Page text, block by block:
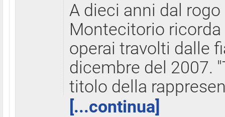
A dieci anni dal
Montecitorio
operai travolti dalle
dicembre del 2007.
titolo della
[...continua]